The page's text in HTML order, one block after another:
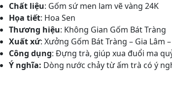
Chất liệu: Gốm sứ men lam vẽ vàng 24K
Họa tiết: Hoa Sen
Thương hiệu: Không Gian Gốm Bát Tràng
Xuất xứ: Xưởng Gốm Bát Tràng – Gia Lâm
Công dụng: Đựng trà, giúp xua đuổi ma
Ý nghĩa: Dòng nước chảy từ ấm trà có ý